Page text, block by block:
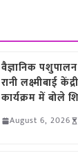
वैज्ञानिक
रानी लक्ष्मीबाई
कार्यक्रम में बोले
August 6, 2026